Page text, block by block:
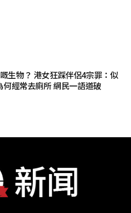
生物？ 港女狂踩伴侶4宗罪：似
經常去廁所 網民一語道破